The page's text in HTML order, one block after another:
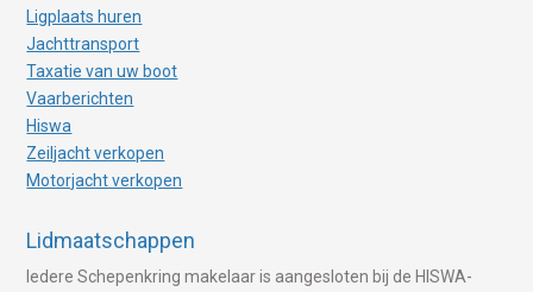
Ligplaats huren
Jachttransport
Taxatie van uw boot
Vaarberichten
Hiswa
Zeiljacht verkopen
Motorjacht verkopen
Lidmaatschappen
Iedere Schepenkring makelaar is aangesloten bij de HISWA-